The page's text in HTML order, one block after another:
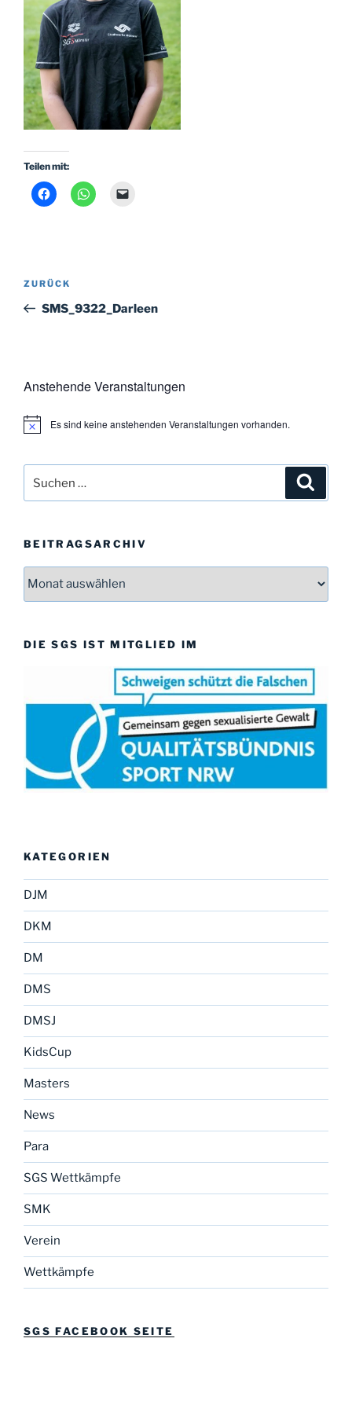
Teilen mit:
Beitragsnavigation
Vorheriger
Beitrag
ZURÜCK
SMS_9322_Darleen
Anstehende Veranstaltungen
H
w
s
Es sind keine anstehenden Veranstaltungen vorhanden.
nach:
BEITRAGSARCHIV
Beitragsarchiv
DIE SGS IST MITGLIED IM
KATEGORIEN
DJM
DKM
DM
DMS
DMSJ
KidsCup
Masters
News
Para
SGS Wettkämpfe
SMK
Verein
Wettkämpfe
SGS FACEBOOK SEITE